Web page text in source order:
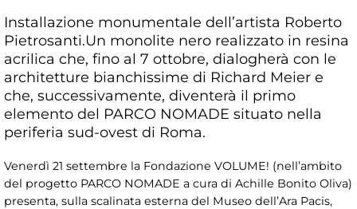
Installazione monumentale dell’artista Roberto
Pietrosanti.Un monolite nero realizzato in resina
acrilica che, fino al 7 ottobre, dialogherà con le
architetture bianchissime di Richard Meier e
che, successivamente, diventerà il primo
elemento del PARCO NOMADE situato nella
periferia sud-ovest di Roma.
Venerdì 21 settembre la Fondazione VOLUME! (nell’ambito
del progetto PARCO NOMADE a cura di Achille Bonito Oliva)
presenta, sulla scalinata esterna del Museo dell’Ara Pacis,